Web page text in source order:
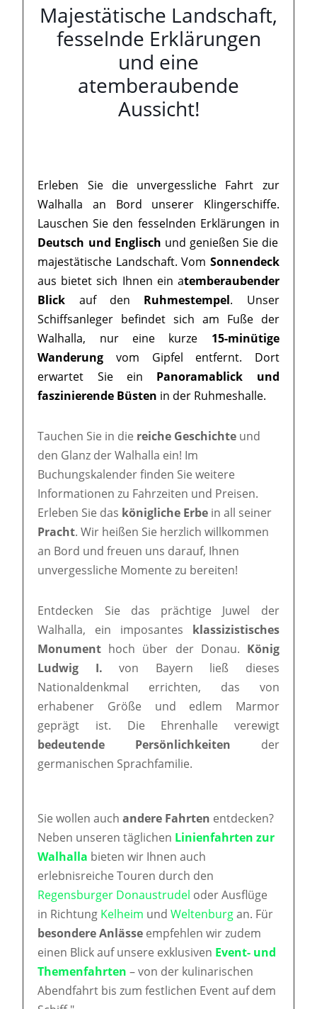
Majestätische Landschaft,
fesselnde Erklärungen
und eine
atemberaubende
Aussicht!
Erleben Sie die unvergessliche Fahrt zur
Walhalla an Bord unserer Klingerschiffe.
Lauschen Sie den fesselnden Erklärungen in
Deutsch und Englisch und genießen Sie die
majestätische Landschaft. Vom Sonnendeck
aus bietet sich Ihnen ein atemberaubender
Blick auf den Ruhmestempel. Unser
Schiffsanleger befindet sich am Fuße der
Walhalla, nur eine kurze 15-minütige
Wanderung vom Gipfel entfernt. Dort
erwartet Sie ein Panoramablick und
faszinierende Büsten in der Ruhmeshalle.
Tauchen Sie in die reiche Geschichte und
den Glanz der Walhalla ein! Im
Buchungskalender finden Sie weitere
Informationen zu Fahrzeiten und Preisen.
Erleben Sie das königliche Erbe in all seiner
Pracht. Wir heißen Sie herzlich willkommen
an Bord und freuen uns darauf, Ihnen
unvergessliche Momente zu bereiten!
Entdecken Sie das prächtige Juwel der
Walhalla, ein imposantes klassizistisches
Monument hoch über der Donau. König
Ludwig I. von Bayern ließ dieses
Nationaldenkmal errichten, das von
erhabener Größe und edlem Marmor
geprägt ist. Die Ehrenhalle verewigt
bedeutende Persönlichkeiten der
germanischen Sprachfamilie.
Sie wollen auchandere Fahrten entdecken?
Neben unseren täglichen Linienfahrten zur
Walhalla bieten wir Ihnen auch
erlebnisreiche Touren durch den
Regensburger Donaustrudel oder Ausflüge
in Richtung Kelheim undWeltenburgan. Für
besondere Anlässe empfehlen wir zudem
einen Blick auf unsere exklusiven Event- und
Themenfahrten – von der kulinarischen
Abendfahrt bis zum festlichen Event auf dem